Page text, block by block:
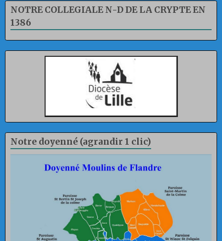
NOTRE COLLEGIALE N-D DE LA CRYPTE EN
1386
Notre doyenné (agrandir 1 clic)